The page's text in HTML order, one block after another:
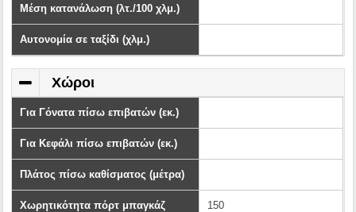
Μέση κατανάλωση (λτ./100 χλμ.)
Αυτονομία σε ταξίδι (χλμ.)
Χώροι
Για Γόνατα πίσω επιβατών (εκ.)
Για Κεφάλι πίσω επιβατών (εκ.)
Πλάτος πίσω καθίσματος (μέτρα)
Χωρητικότητα πόρτ μπαγκάζ
150